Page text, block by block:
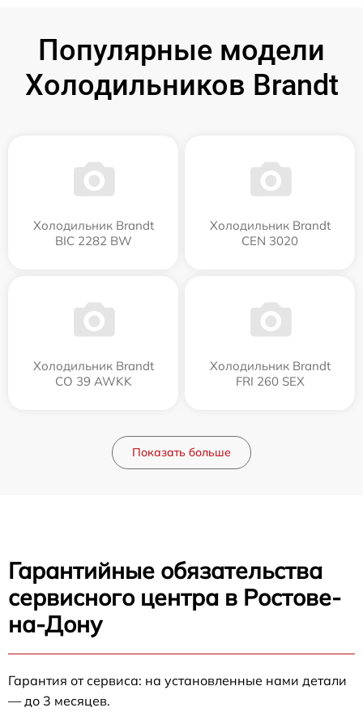
Популярные модели
Холодильников Brandt
Холодильник Brandt
BIC 2282 BW
Холодильник Brandt
CEN 3020
Холодильник Brandt
CO 39 AWKK
Холодильник Brandt
FRI 260 SEX
Показать больше
Гарантийные обязательства
сервисного центра в Ростове-
на-Дону
Гарантия от сервиса: на установленные нами детали
— до 3 месяцев.